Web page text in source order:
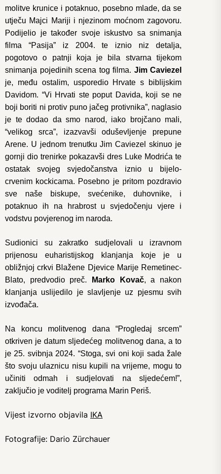
molitve krunice i potaknuo, posebno mlade, da se
utječu Majci Mariji i njezinom moćnom zagovoru.
Podijelio je također svoje iskustvo sa snimanja
filma “Pasija” iz 2004. te iznio niz detalja,
pogotovo o patnji koja je bila stvarna tijekom
snimanja pojedinih scena tog filma. Jim Caviezel
je, među ostalim, usporedio Hrvate s biblijskim
Davidom. “Vi Hrvati ste poput Davida, koji se ne
boji boriti ni protiv puno jačeg protivnika”, naglasio
je te dodao da smo narod, iako brojčano mali,
“velikog srca”, izazvavši oduševljenje prepune
Arene. U jednom trenutku Jim Caviezel skinuo je
gornji dio trenirke pokazavši dres Luke Modrića te
ostatak svojeg svjedočanstva iznio u bijelo-
crvenim kockicama. Posebno je pritom pozdravio
sve naše biskupe, svećenike, duhovnike, i
potaknuo ih na hrabrost u svjedočenju vjere i
vodstvu povjerenog im naroda.
Sudionici su zakratko sudjelovali u izravnom
prijenosu euharistijskog klanjanja koje je u
obližnjoj crkvi Blažene Djevice Marije Remetinec-
Blato, predvodio preč.
Marko Kovač, a nakon
klanjanja uslijedilo je slavljenje uz pjesmu svih
izvođača.
Na koncu molitvenog dana “Progledaj srcem”
otkriven je datum sljedećeg molitvenog dana, a to
je 25. svibnja 2024. “Stoga, svi oni koji sada žale
što svoju ulaznicu nisu kupili na vrijeme, mogu to
učiniti odmah i sudjelovati na sljedećem!”,
zaključio je voditelj programa Marin Periš.
Vijest izvorno objavila IKA
Fotografije: Dario Zürchauer